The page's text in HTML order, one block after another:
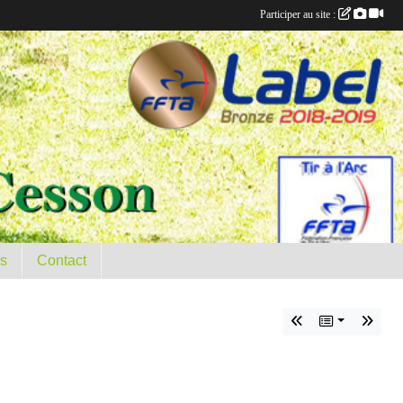
Contact
Participer au site :